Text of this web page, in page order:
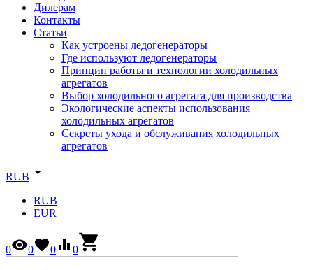
Дилерам
Контакты
Статьи
Как устроены ледогенераторы
Где используют ледогенераторы
Принцип работы и технологии холодильных
агрегатов
Выбор холодильного агрегата для производства
Экологические аспекты использования
холодильных агрегатов
Секреты ухода и обслуживания холодильных
агрегатов
RUB
RUB
EUR
0 0 0 0